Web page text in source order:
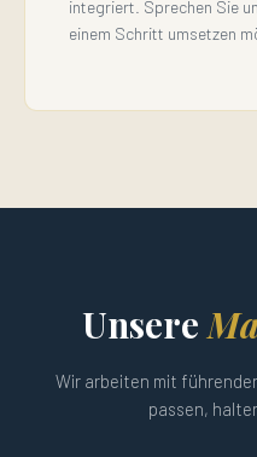
integriert. Sprechen Sie
einem Schritt umsetzen
Unsere
Wir arbeiten mit
passen,